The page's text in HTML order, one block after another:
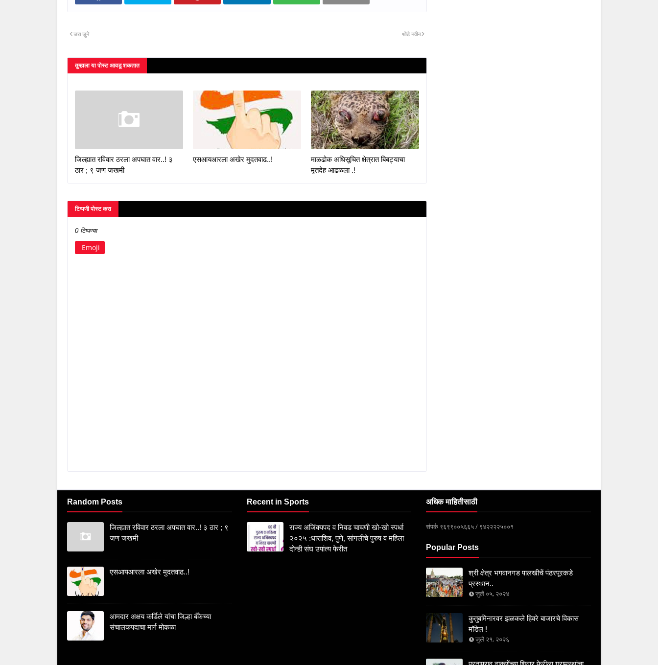
थोडे नवीन
जरा जुने
तुम्‍हाला या पोस्‍ट आवडू शकतात
जिल्ह्यात रविवार ठरला अपघात वार..! ३
ठार ; ९ जण जखमी
एसआयआरला अखेर मुदतवाढ..!
माळढोक अधिसूचित क्षेत्रात बिबट्याचा
मृतदेह आढळला .!
टिप्पणी पोस्ट करा
0 टिप्पण्या
Emoji
Random Posts
जिल्ह्यात रविवार ठरला अपघात वार..! ३ ठार ; ९
जण जखमी
एसआयआरला अखेर मुदतवाढ..!
आमदार अक्षय कर्डिले यांचा जिल्हा बँकेच्या
संचालकपदाचा मार्ग मोकळा
Recent in Sports
राज्य अजिंक्यपद व निवड चाचणी खो-खो स्पर्धा
२०२५ :धाराशिव, पुणे, सांगलीचे पुरुष व महिला
दोन्ही संघ उपांत्य फेरीत
अधिक माहितीसाठी
संपर्क ९६९९००५६६५ / ९४२२२२५००१
Popular Posts
श्री क्षेत्र भगवानगड पालखीचें पंढरपूरकडे
प्रस्थान..
जुलै ०५, २०२४
कुतुबमिनारवर झळकले हिवरे बाजारचे विकास
मॉडेल !
जुलै २१, २०२६